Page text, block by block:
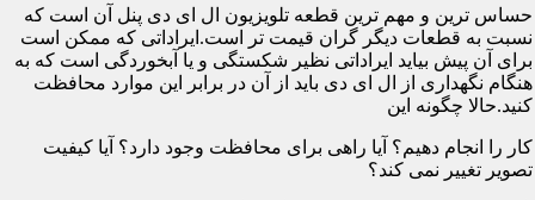
حساس ترین و مهم ترین قطعه تلویزیون ال ای دی پنل آن است که
نسبت به قطعات دیگر گران قیمت تر است.ایراداتی که ممکن است
برای آن پیش بیاید ایراداتی نظیر شکستگی و یا آبخوردگی است که به
هنگام نگهداری از ال ای دی باید از آن در برابر این موارد محافظت
کنید.حالا چگونه این
کار را انجام دهیم؟ آیا راهی برای محافظت وجود دارد؟ آیا کیفیت
تصویر تغییر نمی کند؟